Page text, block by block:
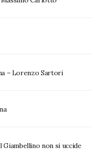
– Lorenzo Sartori
non si uccide